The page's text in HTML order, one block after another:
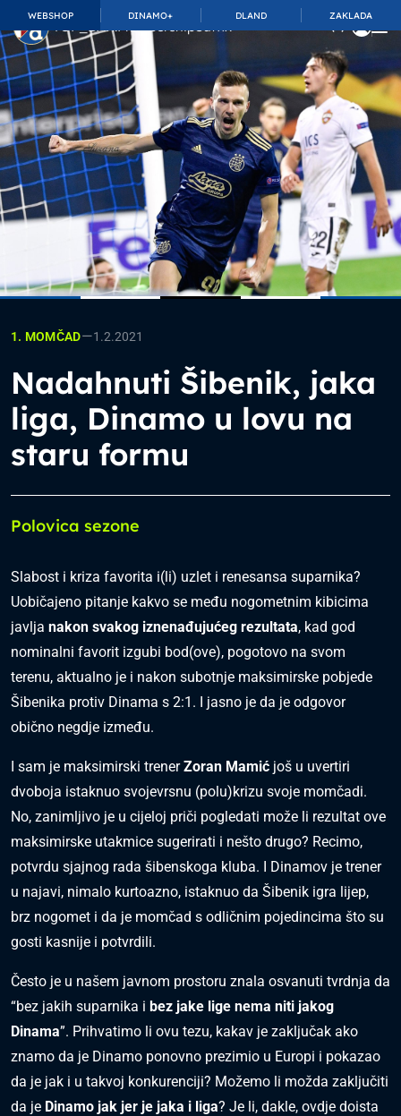
WEBSHOP DINAMO+ DLAND ZAKLADA
TOP_BAR.MembershipSuffix
1. MOMČAD—1.2.2021
Nadahnuti Šibenik, jaka
liga, Dinamo u lovu na
staru formu
Polovica sezone
Slabost i kriza favorita i(li) uzlet i renesansa suparnika?
Uobičajeno pitanje kakvo se među nogometnim kibicima
javlja nakon svakog iznenađujućeg rezultata, kad god
nominalni favorit izgubi bod(ove), pogotovo na svom
terenu, aktualno je i nakon subotnje maksimirske pobjede
Šibenika protiv Dinama s 2:1. I jasno je da je odgovor
obično negdje između.
I sam je maksimirski trenerZoran Mamić još u uvertiri
dvoboja istaknuo svojevrsnu (polu)krizu svoje momčadi.
No, zanimljivo je u cijeloj priči pogledati može li rezultat ove
maksimirske utakmice sugerirati i nešto drugo? Recimo,
potvrdu sjajnog rada šibenskoga kluba. I Dinamov je trener
u najavi, nimalo kurtoazno, istaknuo da Šibenik igra lijep,
brz nogomet i da je momčad s odličnim pojedincima što su
gosti kasnije i potvrdili.
Često je u našem javnom prostoru znala osvanuti tvrdnja da
“bez jakih suparnika i bez jake lige nema niti jakog
Dinama”. Prihvatimo li ovu tezu, kakav je zaključak ako
znamo da je Dinamo ponovno prezimio u Europi i pokazao
da je jak i u takvoj konkurenciji? Možemo li možda zaključiti
da je Dinamo jak jer je jaka i liga? Je li, dakle, ovdje doista